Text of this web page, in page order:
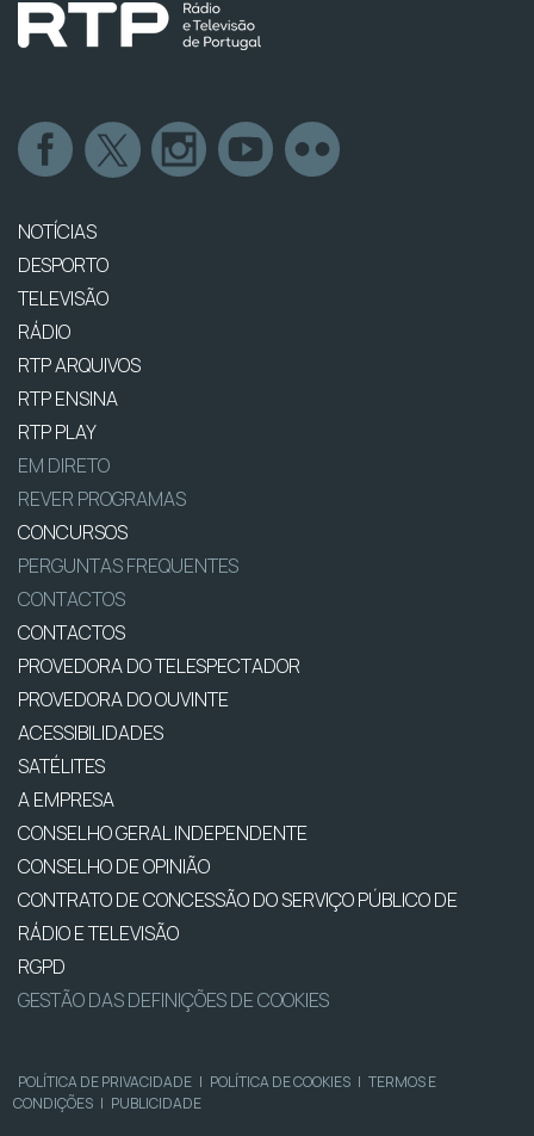
NOTÍCIAS
DESPORTO
TELEVISÃO
RÁDIO
RTP ARQUIVOS
RTP ENSINA
RTP PLAY
EM DIRETO
REVER PROGRAMAS
CONCURSOS
PERGUNTAS FREQUENTES
CONTACTOS
CONTACTOS
PROVEDORA DO TELESPECTADOR
PROVEDORA DO OUVINTE
ACESSIBILIDADES
SATÉLITES
A EMPRESA
CONSELHO GERAL INDEPENDENTE
CONSELHO DE OPINIÃO
CONTRATO DE CONCESSÃO DO SERVIÇO PÚBLICO DE
RÁDIO E TELEVISÃO
RGPD
GESTÃO DAS DEFINIÇÕES DE COOKIES
POLÍTICA DE PRIVACIDADE | POLÍTICA DE COOKIES | TERMOS E
CONDIÇÕES | PUBLICIDADE